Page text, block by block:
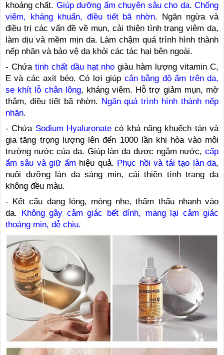
khoáng chất. Giúp dưỡng ẩm chuyên sâu cho da.Chống
viêm, kháng khuẩn, điều tiết bã nhờn. Ngăn ngừa và
điều trị các vấn đề về mụn, cải thiện tình trạng viêm da,
làm dịu và mềm mịn da. Làm chậm quá trình hình thành
nếp nhăn và bảo vệ da khỏi các tác hại bên ngoài.
- Chứatinh chất dầu hạt nho giàu hàm lượng vitamin C,
E và các axit béo. Có lợi giúp cân bằng độ ẩm trên da,
se khít lỗ chân lông, kháng viêm. Hỗ trợ giảm mụn, mờ
thâm, điều tiết bã nhờn. Ngăn quá trình hình thành nếp
nhăn.
- Chứa Sodium Hyaluronate có khả năng khuếch tán và
gia tăng trọng lượng lên đến 1000 lần khi hòa vào môi
trường nước của da. Giúp làn da được ngậm nước, cấp
ẩm sâu và giữ ẩm hiệu quả. Phục hồi và tái tạo làn da,
nuôi dưỡng làn da sáng mịn, cải thiện tình trạng da
không đều màu.
- Kết cấu dạng lỏng, mỏng nhẹ, thẩm thấu nhanh vào
da.
Không gây cảm giác bết dính, mang lại cảm giác
thoáng mịn, dễ chịu.